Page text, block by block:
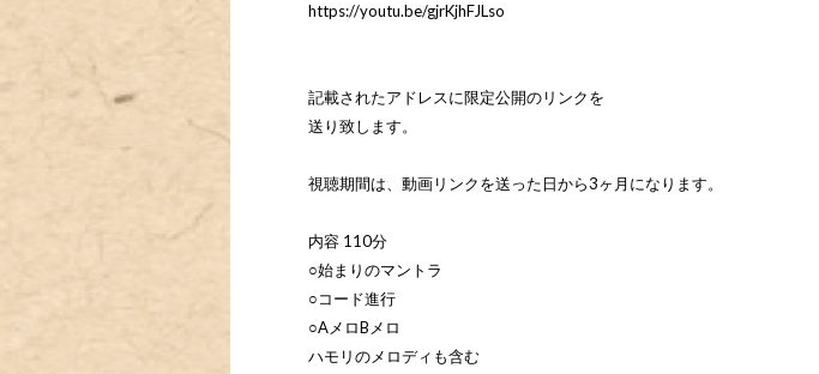
https://youtu.be/gjrKjhFJLso
記載されたアドレスに限定公開のリンクを
送り致します。
視聴期間は、動画リンクを送った日から3ヶ月になります。
内容 110分
○始まりのマントラ
○コード進行
○AメロBメロ
ハモリのメロディも含む